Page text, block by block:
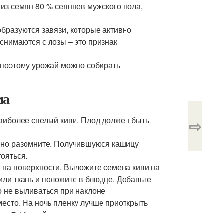
семян 80 % сеянцев мужского пола,
завязи, которые активно
с лозы – это признак
урожай можно собирать
спелый киви. Плод должен быть
разомните. Получившуюся кашицу
на поверхности. Выложите семена киви на
ткань и положите в блюдце. Добавьте
выливаться при наклоне
На ночь пленку лучше приоткрыть
⇨